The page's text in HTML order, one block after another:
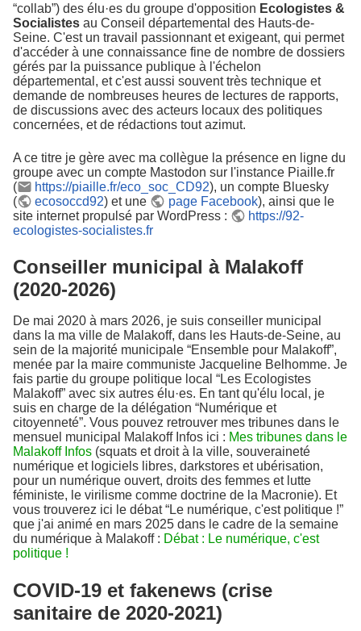
“collab”) des élu·es du groupe d'opposition Ecologistes &
Socialistes au Conseil départemental des Hauts-de-
Seine. C'est un travail passionnant et exigeant, qui permet
d'accéder à une connaissance fine de nombre de dossiers
gérés par la puissance publique à l'échelon
départemental, et c'est aussi souvent très technique et
demande de nombreuses heures de lectures de rapports,
de discussions avec des acteurs locaux des politiques
concernées, et de rédactions tout azimut.
A ce titre je gère avec ma collègue la présence en ligne du
groupe avec un compte Mastodon sur l'instance Piaille.fr
(
https://piaille.fr/eco_soc_CD92), un compte Bluesky
(
ecosoccd92) et une page Facebook), ainsi que le
site internet propulsé par WordPress :
https://92-
ecologistes-socialistes.fr
Conseiller municipal à Malakoff
(2020-2026)
De mai 2020 à mars 2026, je suis conseiller municipal
dans la ma ville de Malakoff, dans les Hauts-de-Seine, au
sein de la majorité municipale “Ensemble pour Malakoff”,
menée par la maire communiste Jacqueline Belhomme. Je
fais partie du groupe politique local “Les Ecologistes
Malakoff” avec six autres élu·es. En tant qu'élu local, je
suis en charge de la délégation “Numérique et
citoyenneté”. Vous pouvez retrouver mes tribunes dans le
mensuel municipal Malakoff Infos ici : Mes tribunes dans le
Malakoff Infos (squats et droit à la ville, souveraineté
numérique et logiciels libres, darkstores et ubérisation,
pour un numérique ouvert, droits des femmes et lutte
féministe, le virilisme comme doctrine de la Macronie). Et
vous trouverez ici le débat “Le numérique, c'est politique !”
que j'ai animé en mars 2025 dans le cadre de la semaine
du numérique à Malakoff : Débat : Le numérique, c'est
politique !
COVID-19 et fakenews (crise
sanitaire de 2020-2021)